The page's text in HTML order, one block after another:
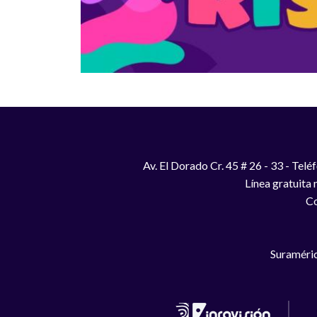
Av. El Dorado Cr. 45 # 26 - 33 -
Línea gratuita